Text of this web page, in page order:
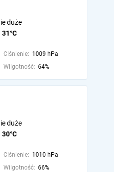
31°C
duże
Ciśnienie: 1009 hPa
Wilgotność: 64%
30°C
duże
Ciśnienie: 1010 hPa
Wilgotność: 66%